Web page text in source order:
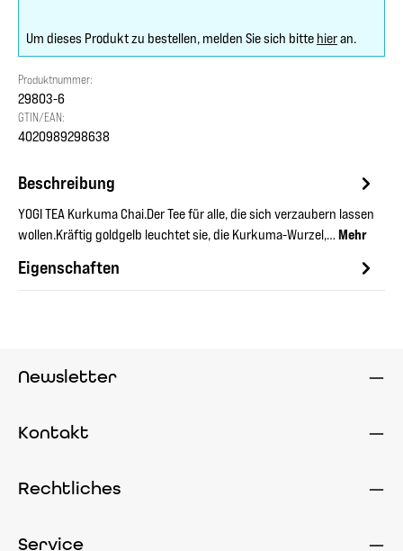
Um dieses Produkt zu bestellen, melden Sie sich bitte hieran.
Produktnummer:
29803-6
GTIN/EAN:
4020989298638
Beschreibung
YOGI TEA Kurkuma Chai.Der Tee für alle, die sich verzaubern lassen
wollen.Kräftig goldgelb leuchtet sie, die Kurkuma-Wurzel,… Mehr
Eigenschaften
Newsletter
Kontakt
Rechtliches
Service